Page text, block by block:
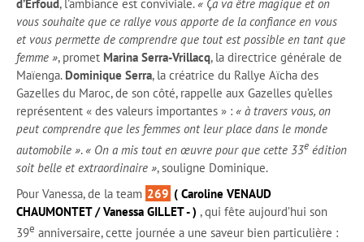
d’Erfoud, l’ambiance est conviviale.« Ça va être magique et on
vous souhaite que ce rallye vous apporte de la confiance en vous
et vous permette de comprendre que tout est possible en tant que
femme », promet Marina Serra-Vrillacq, la directrice générale de
Maïenga. Dominique Serra, la créatrice du Rallye Aïcha des
Gazelles du Maroc, de son côté, rappelle aux Gazelles qu’elles
représentent « des valeurs importantes » : « à travers vous, on
peut comprendre que les femmes ont leur place dans le monde
automobile ».« On a mis tout en œuvre pour que cette 33e édition
soit belle et extraordinaire », souligne Dominique.
Pour Vanessa, de la team 269 ( Caroline VENAUD
CHAUMONTET / Vanessa GILLET - ) , qui fête aujourd’hui son
39e anniversaire, cette journée a une saveur bien particulière :